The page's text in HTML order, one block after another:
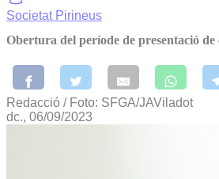
Societat Pirineus
Obertura del període de presentació
Redacció / Foto: SFGA/JAViladot
dc., 06/09/2023